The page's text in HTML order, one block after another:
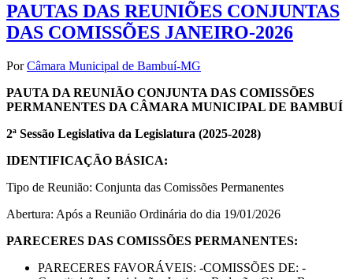
PAUTAS DAS REUNIÕES CONJUNTAS
DAS COMISSÕES JANEIRO-2026
PorCâmara Municipal de Bambuí-MG
PAUTA DA REUNIÃO CONJUNTA DAS COMISSÕES
PERMANENTES DA CÂMARA MUNICIPAL DE BAMBUÍ
2ª Sessão Legislativa da Legislatura (2025-2028)
IDENTIFICAÇÃO BÁSICA:
Tipo de Reunião: Conjunta das Comissões Permanentes
Abertura: Após a Reunião Ordinária do dia 19/01/2026
PARECERES DAS COMISSÕES PERMANENTES:
PARECERES FAVORÁVEIS: -COMISSÕES DE: -